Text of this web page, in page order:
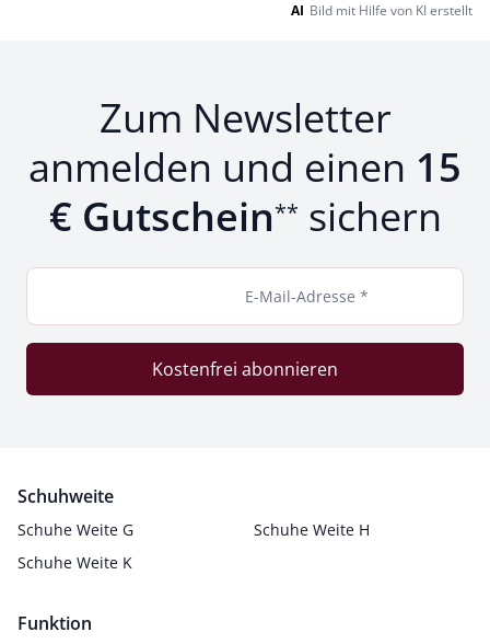
AI Bild mit Hilfe von KI erstellt
Zum Newsletter
anmelden und einen 15
€ Gutschein** sichern
E-Mail-Adresse *
Kostenfrei abonnieren
Schuhweite
Schuhe Weite G
Schuhe Weite H
Schuhe Weite K
Funktion